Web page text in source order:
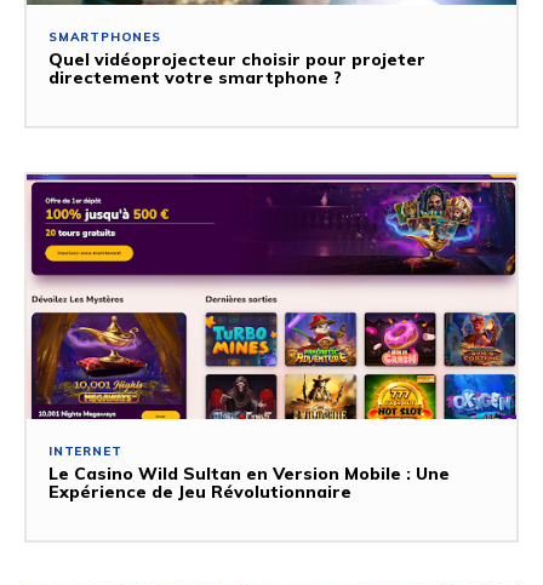
SMARTPHONES
Quel vidéoprojecteur choisir pour projeter
directement votre smartphone ?
INTERNET
Le Casino Wild Sultan en Version Mobile : Une
Expérience de Jeu Révolutionnaire